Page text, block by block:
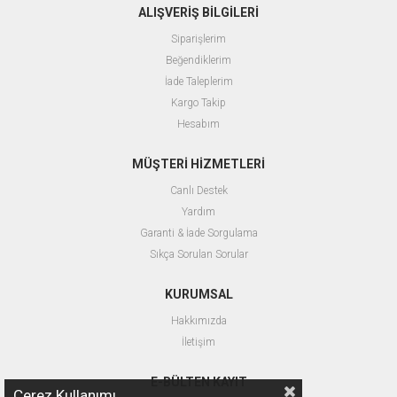
ALIŞVERİŞ BİLGİLERİ
Siparişlerim
Beğendiklerim
İade Taleplerim
Kargo Takip
Hesabım
MÜŞTERİ HİZMETLERİ
Canlı Destek
Yardım
Garanti & İade Sorgulama
Sıkça Sorulan Sorular
KURUMSAL
Hakkımızda
İletişim
E-BÜLTEN KAYIT